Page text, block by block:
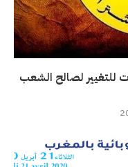
للتغيير لصالح الشعب